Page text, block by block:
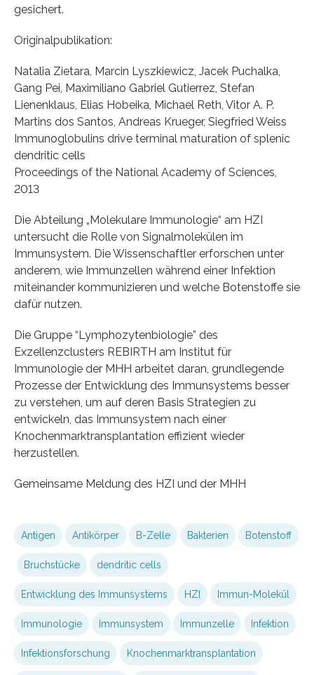
gesichert.
Originalpublikation:
Natalia Zietara, Marcin Lyszkiewicz, Jacek Puchalka,
Gang Pei, Maximiliano Gabriel Gutierrez, Stefan
Lienenklaus, Elias Hobeika, Michael Reth, Vitor A. P.
Martins dos Santos, Andreas Krueger, Siegfried Weiss
Immunoglobulins drive terminal maturation of splenic
dendritic cells
Proceedings of the National Academy of Sciences,
2013
Die Abteilung „Molekulare Immunologie“ am HZI
untersucht die Rolle von Signalmolekülen im
Immunsystem. Die Wissenschaftler erforschen unter
anderem, wie Immunzellen während einer Infektion
miteinander kommunizieren und welche Botenstoffe sie
dafür nutzen.
Die Gruppe “Lymphozytenbiologie” des
Exzellenzclusters REBIRTH am Institut für
Immunologie der MHH arbeitet daran, grundlegende
Prozesse der Entwicklung des Immunsystems besser
zu verstehen, um auf deren Basis Strategien zu
entwickeln, das Immunsystem nach einer
Knochenmarktransplantation effizient wieder
herzustellen.
Gemeinsame Meldung des HZI und der MHH
Antigen Antikörper B-Zelle Bakterien Botenstoff
Bruchstücke dendritic cells
Entwicklung des Immunsystems HZI Immun-Molekül
Immunologie Immunsystem Immunzelle Infektion
Infektionsforschung Knochenmarktransplantation